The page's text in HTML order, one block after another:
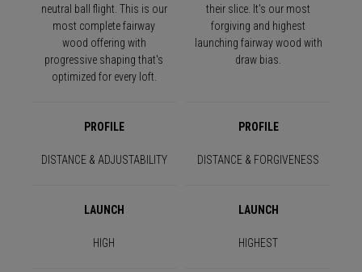
neutral ball flight. This is our
most complete fairway
wood offering with
progressive shaping that's
optimized for every loft.
their slice. It's our most
forgiving and highest
launching fairway wood with
draw bias.
PROFILE PROFILE
DISTANCE & ADJUSTABILITY DISTANCE & FORGIVENESS
LAUNCH LAUNCH
HIGH HIGHEST